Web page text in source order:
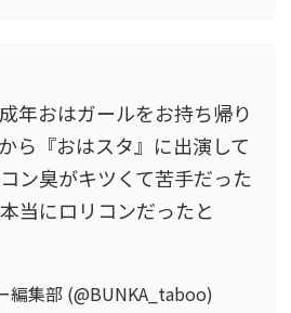
年おはガールをお持ち帰り
ら『おはスタ』に出演して
ン臭がキツくて苦手だった
当にロリコンだったと
編集部 (@BUNKA_taboo)